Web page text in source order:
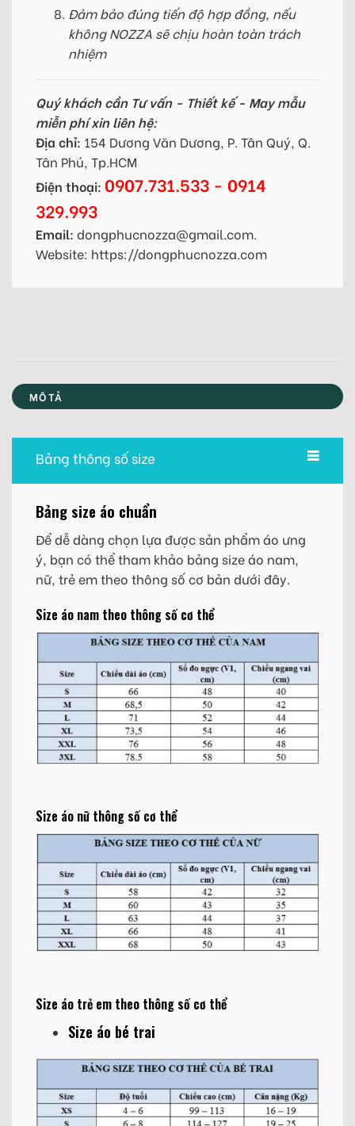
Đảm bảo đúng tiến độ hợp đồng, nếu
không NOZZA sẽ chịu hoàn toàn trách
nhiệm
Quý khách cần Tư vấn - Thiết kế - May mẫu
miễn phí xin liên hệ:
Địa chỉ: 154 Dương Văn Dương, P. Tân Quý, Q.
Tân Phú, Tp.HCM
Điện thoại: 0907.731.533 - 0914
329.993
Email: dongphucnozza@gmail.com.
Website: https://dongphucnozza.com
MÔ TẢ
Bảng thông số size
Bảng size áo chuẩn
Để dễ dàng chọn lựa được sản phẩm áo ưng
ý, bạn có thể tham khảo bảng size áo nam,
nữ, trẻ em theo thông số cơ bản dưới đây.
Size áo nam theo thông số cơ thể
Size áo nữ thông số cơ thể
Size áo trẻ em theo thông số cơ thể
Size áo bé trai